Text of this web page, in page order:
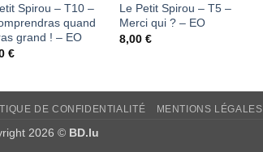
Spirou – T10 –
quand
grand ! – EO
€
Le Petit Spirou – T5 –
Merci qui ? – EO
8,00€
DE CONFIDENTIALITÉ MENTIONS LÉGALES
2026 © BD.lu